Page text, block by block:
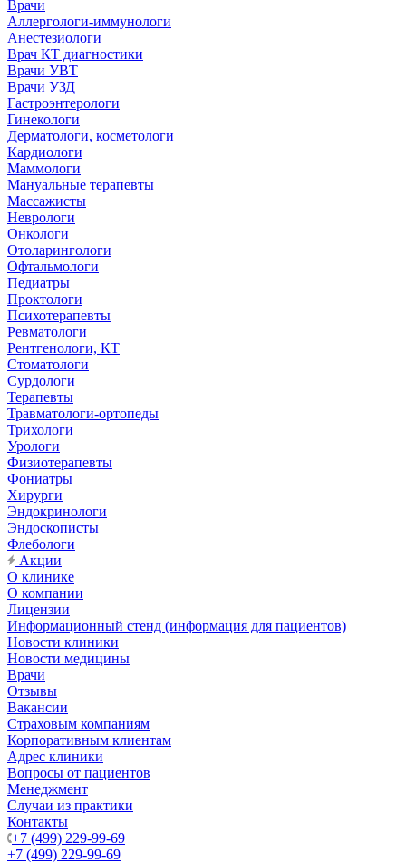
Врачи
Аллергологи-иммунологи
Анестезиологи
Врач КТ диагностики
Врачи УВТ
Врачи УЗД
Гастроэнтерологи
Гинекологи
Дерматологи, косметологи
Кардиологи
Маммологи
Мануальные терапевты
Массажисты
Неврологи
Онкологи
Отоларингологи
Офтальмологи
Педиатры
Проктологи
Психотерапевты
Ревматологи
Рентгенологи, КТ
Стоматологи
Сурдологи
Терапевты
Травматологи-ортопеды
Трихологи
Урологи
Физиотерапевты
Фониатры
Хирурги
Эндокринологи
Эндоскописты
Флебологи
Акции
О клинике
О компании
Лицензии
Информационный стенд (информация для пациентов)
Новости клиники
Новости медицины
Врачи
Отзывы
Вакансии
Страховым компаниям
Корпоративным клиентам
Адрес клиники
Вопросы от пациентов
Менеджмент
Случаи из практики
Контакты
+7 (499) 229-99-69
+7 (499) 229-99-69